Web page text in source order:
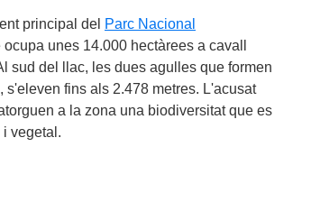
principal del Parc Nacional
ocupa unes 14.000 hectàrees a cavall
sud del llac, les dues agulles que formen
fins als 2.478 metres. L'acusat
a la zona una biodiversitat que es
vegetal.